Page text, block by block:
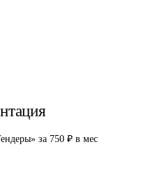
за 750 ₽ в мес